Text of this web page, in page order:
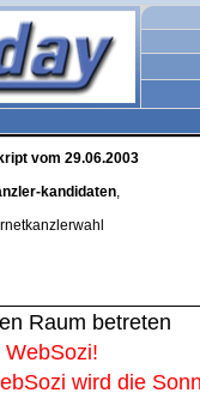
vom 29.06.2003
kandidaten,
Raum betreten
WebSozi!
wird die